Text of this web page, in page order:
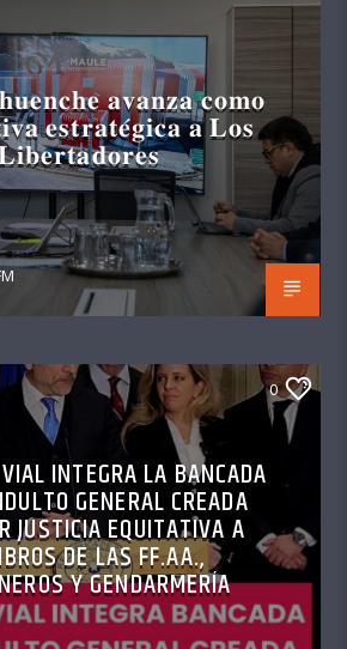
𝐚𝐯𝐚𝐧𝐳𝐚 𝐜𝐨𝐦𝐨
𝐞𝐬𝐭𝐫𝐚𝐭𝐞́𝐠𝐢𝐜𝐚 𝐚 𝐋𝐨𝐬
0
INTEGRA LA BANCADA
GENERAL CREADA
JUSTICIA EQUITATIVA A
DE LAS FF.AA.,
Y GENDARMERÍA